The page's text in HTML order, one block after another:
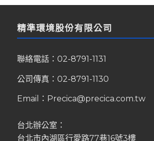
精準環境股份有限公司
聯絡電話： 02-8791-1131
公司傳真：02-8791-1130
Email： Precica@precica.com.tw
台北辦公室：
台北市內湖區行愛路77巷16號3樓